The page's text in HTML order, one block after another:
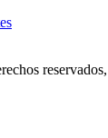
reservados,